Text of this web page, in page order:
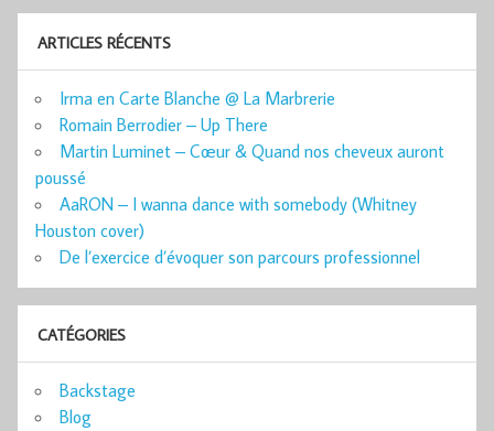
ARTICLES RÉCENTS
Irma en Carte Blanche @ La Marbrerie
Romain Berrodier – Up There
Martin Luminet – Cœur & Quand nos cheveux auront
poussé
AaRON – I wanna dance with somebody (Whitney
Houston cover)
De l’exercice d’évoquer son parcours professionnel
CATÉGORIES
Backstage
Blog